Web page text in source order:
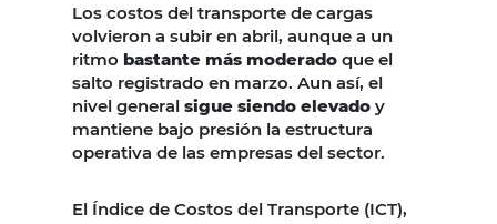
Los costos del transporte de cargas
volvieron a subir en abril, aunque a un
ritmo bastante más moderado que el
salto registrado en marzo. Aun así, el
nivel general sigue siendo elevado y
mantiene bajo presión la estructura
operativa de las empresas del sector.
El Índice de Costos del Transporte (ICT),